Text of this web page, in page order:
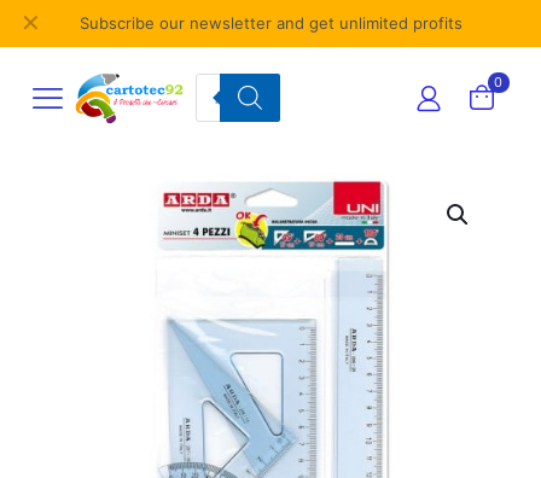
Subscribe our newsletter and get unlimited profits
✕
Products
search
0